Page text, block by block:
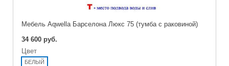
Мебель Aqwella Барселона Люкс 75 (тумба с раковиной)
34 600 руб.
Цвет
БЕЛЫЙ